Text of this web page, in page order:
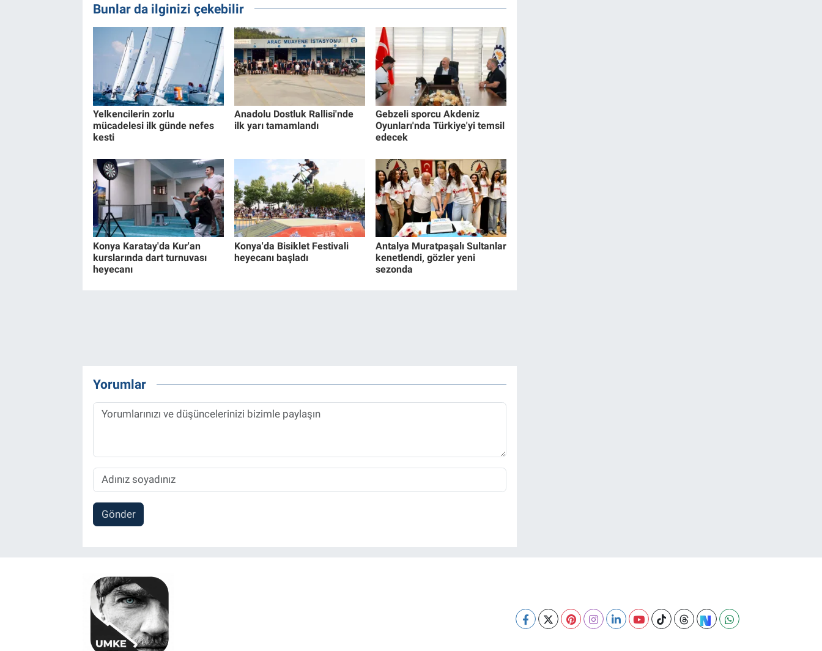
Bunlar da ilginizi çekebilir
Yelkencilerin zorlu
mücadelesi ilk günde nefes
kesti
Anadolu Dostluk Rallisi'nde
ilk yarı tamamlandı
Gebzeli sporcu Akdeniz
Oyunları'nda Türkiye'yi temsil
edecek
Konya Karatay'da Kur'an
kurslarında dart turnuvası
heyecanı
Konya'da Bisiklet Festivali
heyecanı başladı
Antalya Muratpaşalı Sultanlar
kenetlendi, gözler yeni
sezonda
Yorumlar
Gönder